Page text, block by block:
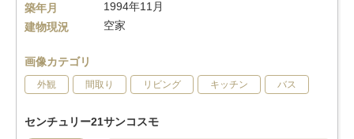
築年月
1994年11月
建物現況
空家
画像カテゴリ
外観 間取り リビング キッチン バス
センチュリー21サンコスモ